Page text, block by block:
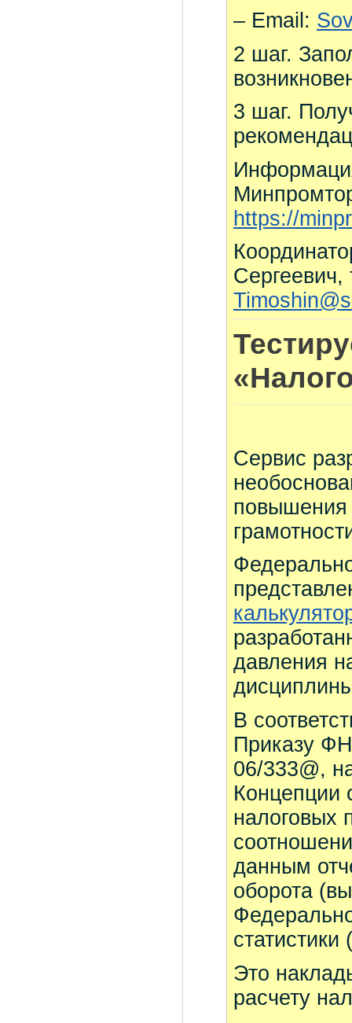
– Email:
2 шаг.
3 шаг.
https://
Сергеевич,
Сервис
повышения
давления
В
Приказу
06/333@,
Концепции
налоговых
данным
оборота
статистики
Это
расчету